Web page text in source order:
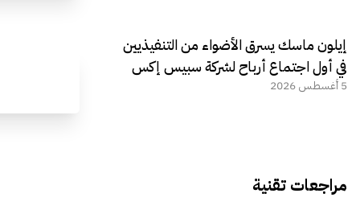
إيلون ماسك يسرق الأضواء من التنفيذيين
في أول اجتماع أرباح لشركة سبيس إكس
5 أغسطس 2026
مراجعات تقنية